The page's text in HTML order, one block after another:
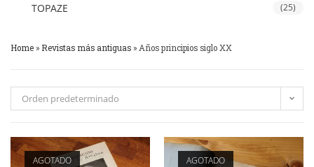
TOPAZE (25)
Home » Revistas más antiguas » Años principios siglo XX
Orden predeterminado
AGOTADO AGOTADO